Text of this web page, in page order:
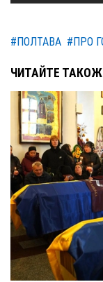
#ПОЛТАВА #ПРО
ЧИТАЙТЕ ТАКОЖ